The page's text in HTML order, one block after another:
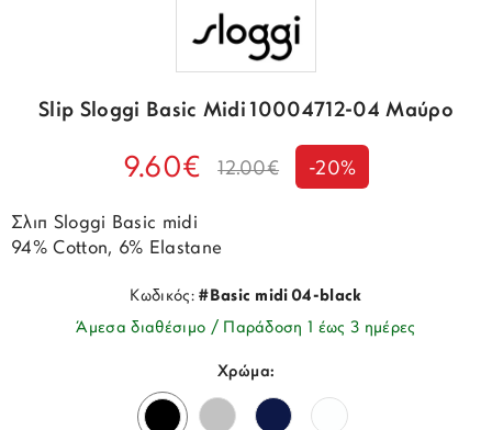
Slip Sloggi Basic Midi 10004712-04 Μαύρο
9.60€ 12.00€ -20%
Σλιπ Sloggi Basic midi
94% Cotton, 6% Elastane
Κωδικός:#Basic midi 04-black
Άμεσα διαθέσιμο / Παράδοση 1 έως 3 ημέρες
Χρώμα: